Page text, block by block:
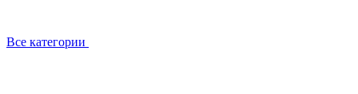
Все категории